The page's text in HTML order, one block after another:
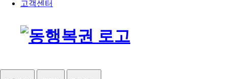
고객센터